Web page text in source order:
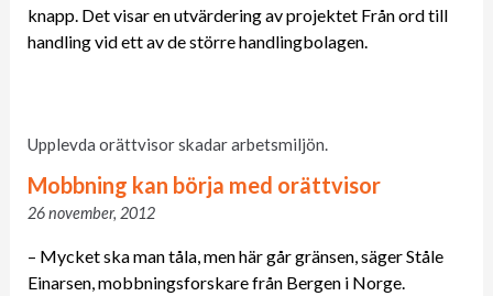
knapp. Det visar en utvärdering av projektet Från ord till
handling vid ett av de större handlingbolagen.
Upplevda orättvisor skadar arbetsmiljön.
Mobbning kan börja med orättvisor
26 november, 2012
– Mycket ska man tåla, men här går gränsen, säger Ståle
Einarsen, mobbningsforskare från Bergen i Norge.